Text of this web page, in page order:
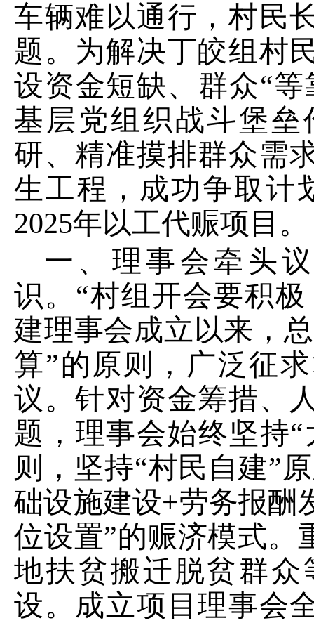
车辆难以通行，村民
题。 为解决丁皎组村
设资金短缺、群众“
基层党组织战斗堡
研、精准摸排群众需
生工程，成功争取计
2025年以工代赈项目。
一、理事会牵头
识。 “村组开会要积
建理事会成立以来，
算”的原则，广泛征
议。针对资金筹措、
题，理事会始终坚持
则，坚持“村民自建”
础设施建设+劳务报酬
位设置”的赈济模式。
地扶贫搬迁脱贫群
设。 成立项目理事会